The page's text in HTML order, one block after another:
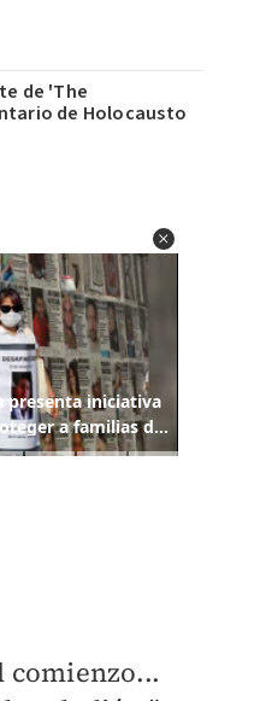
de 'The
de Holocausto
comienzo...